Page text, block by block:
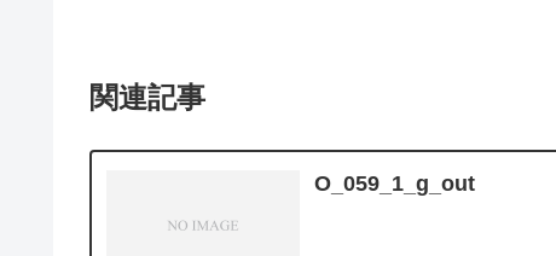
関連記事
O_059_1_g_out